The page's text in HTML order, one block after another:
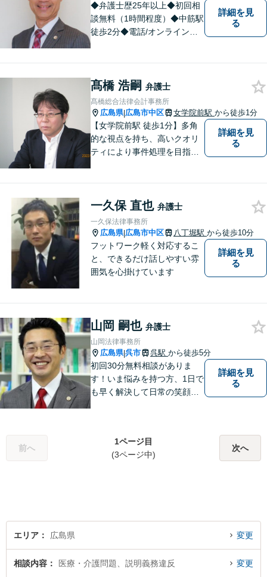
◆弁護士歴25年以上◆初回相
談無料（1時間程度）◆中筋駅
徒歩2分◆電話/オンライン相
地域の皆様に寄り添い、地域
密着型の法律事務所としてよ
り身近な法的サービスを提供
します。
詳細を見
る
髙橋 浩嗣 弁護士
髙橋総合法律会計事務所
広島県|広島市中区 女学院前駅 から徒歩1分
【女学院前駅 徒歩1分】多角
的な視点を持ち、高いクオリ
ティにより事件処理を目指し
詳細を見
る
一久保 直也 弁護士
一久保法律事務所
広島県|広島市中区 八丁堀駅 から徒歩10分
フットワーク軽く対応するこ
と、できるだけ話しやすい雰
囲気を心掛けています
詳細を見
る
山岡 嗣也 弁護士
山岡法律事務所
広島県|呉市 呉駅 から徒歩5分
初回30分無料相談がありま
す！いま悩みを持つ方、1日で
も早く解決して日常の笑顔を
個人様・法人様の問題に幅広
く対応しています。
詳細を見
る
前へ
1ページ目
(3ページ中)
次へ
エリア 広島県 変更
相談内容 医療・介護問題、説明義務違反 変更